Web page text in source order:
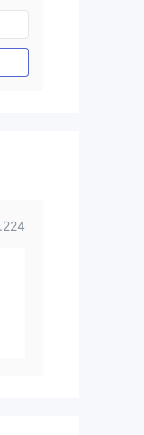
Düzenleyici Ülke/Bölge: Avustralya